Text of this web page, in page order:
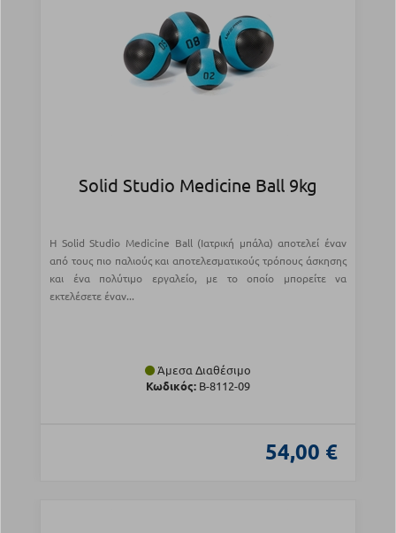
Solid Studio Medicine Ball 9kg
Η Solid Studio Medicine Ball (Ιατρική μπάλα) αποτελεί έναν
από τους πιο παλιούς και αποτελεσματικούς τρόπους άσκησης
και ένα πολύτιμο εργαλείο, με το οποίο μπορείτε να
εκτελέσετε έναν...
Άμεσα Διαθέσιμο
Κωδικός: Β-8112-09
54,00 €